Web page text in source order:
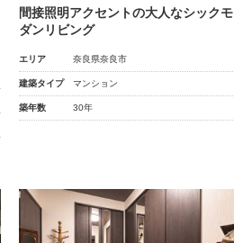
間接照明アクセントの大人なシックモ
ダンリビング
エリア 奈良県奈良市
建築タイプ マンション
築年数 30年